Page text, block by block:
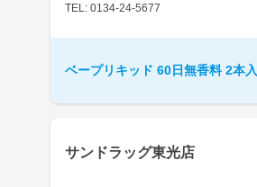
TEL: 0134-24-5677
ベープリキッド 60日無香料 2本入
サンドラッグ東光店